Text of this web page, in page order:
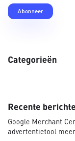
Categorieën
Recente
Google Merchant
advertentietool